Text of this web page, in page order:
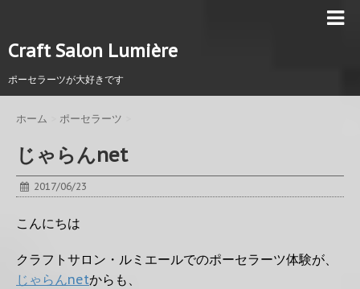
Craft Salon Lumière
ポーセラーツが大好きです
ホーム ポーセラーツ
じゃらんnet
2017/06/23
こんにちは
クラフトサロン・ルミエールでのポーセラーツ体験が、
じゃらんnetからも、